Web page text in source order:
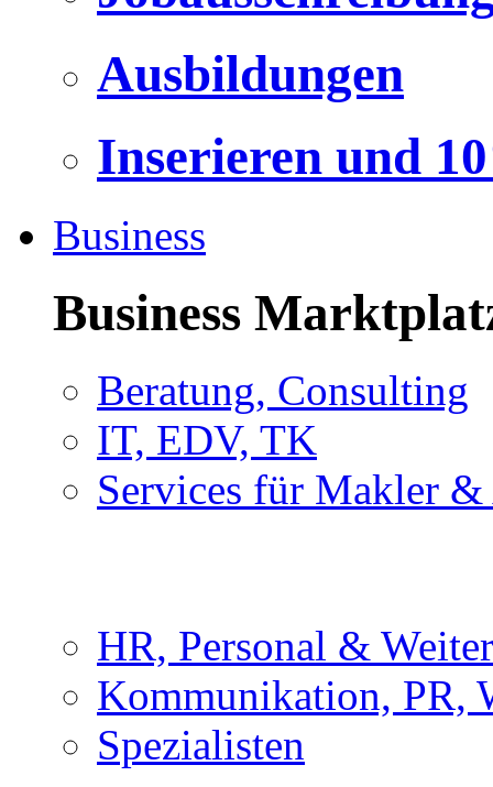
Ausbildungen
Inserieren und
Business
Business
Beratung, Consulting
IT, EDV, TK
Services für Makler &
HR, Personal &
Kommunikation, PR,
Spezialisten